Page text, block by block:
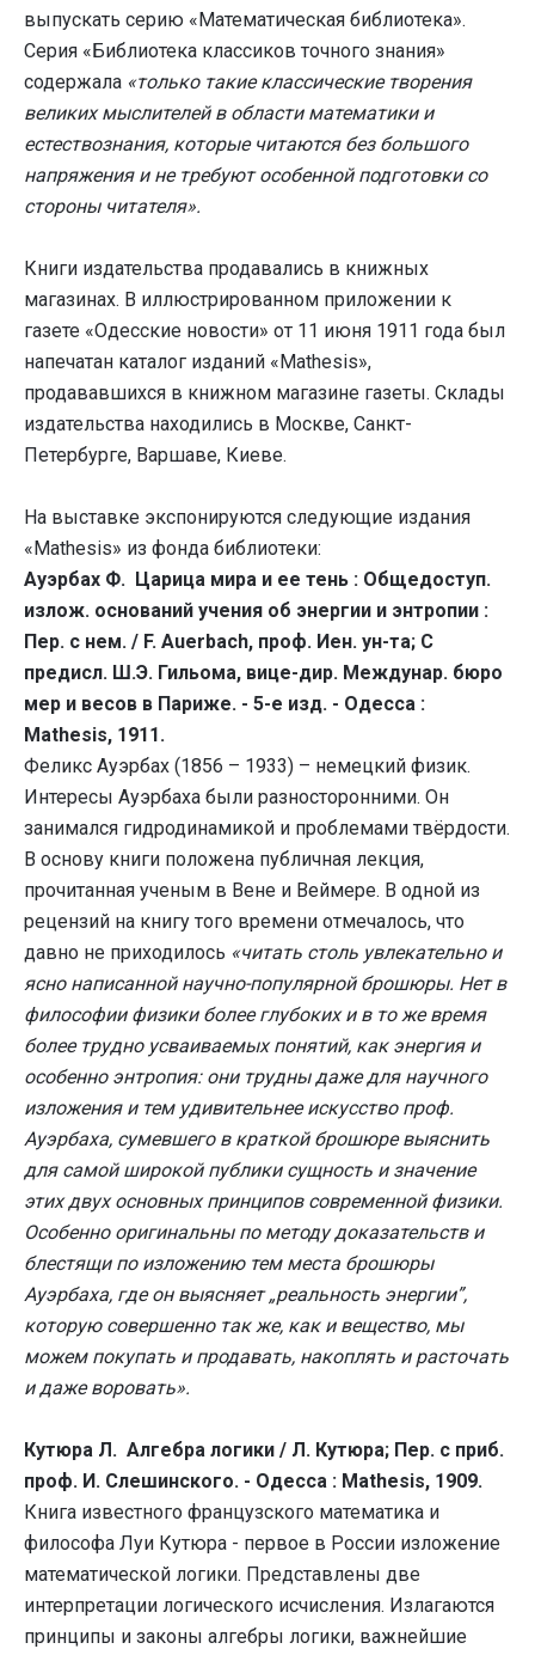
выпускать серию «Математическая библиотека».
Серия «Библиотека классиков точного знания»
содержала «только такие классические творения
великих мыслителей в области математики и
естествознания, которые читаются без большого
напряжения и не требуют особенной подготовки со
стороны читателя».
Книги издательства продавались в книжных
магазинах. В иллюстрированном приложении к
газете «Одесские новости» от 11 июня 1911 года был
напечатан каталог изданий «Mathesis»,
продававшихся в книжном магазине газеты. Склады
издательства находились в Москве, Санкт-
Петербурге, Варшаве, Киеве.
На выставке экспонируются следующие издания
«Mathesis» из фонда библиотеки:
Ауэрбах Ф. Царица мира и ее тень : Общедоступ.
излож. оснований учения об энергии и энтропии :
Пер. с нем. / F. Auerbach, проф. Иен. ун-та; С
предисл. Ш.Э. Гильома, вице-дир. Междунар. бюро
мер и весов в Париже. - 5-е изд. - Одесса :
Mathesis, 1911.
Феликс Ауэрбах (1856 – 1933) – немецкий физик.
Интересы Ауэрбаха были разносторонними. Он
занимался гидродинамикой и проблемами твёрдости.
В основу книги положена публичная лекция,
прочитанная ученым в Вене и Веймере. В одной из
рецензий на книгу того времени отмечалось, что
давно не приходилось «читать столь увлекательно и
ясно написанной научно-популярной брошюры. Нет в
философии физики более глубоких и в то же время
более трудно усваиваемых понятий, как энергия и
особенно энтропия: они трудны даже для научного
изложения и тем удивительнее искусство проф.
Ауэрбаха, сумевшего в краткой брошюре выяснить
для самой широкой публики сущность и значение
этих двух основных принципов современной физики.
Особенно оригинальны по методу доказательств и
блестящи по изложению тем места брошюры
Ауэрбаха, где он выясняет „реальность энергии”,
которую совершенно так же, как и вещество, мы
можем покупать и продавать, накоплять и расточать
и даже воровать».
Кутюра Л. Алгебра логики / Л. Кутюра; Пер. с приб.
проф. И. Слешинского. - Одесса : Mathesis, 1909.
Книга известного французского математика и
философа Луи Кутюра - первое в России изложение
математической логики. Представлены две
интерпретации логического исчисления. Излагаются
принципы и законы алгебры логики, важнейшие